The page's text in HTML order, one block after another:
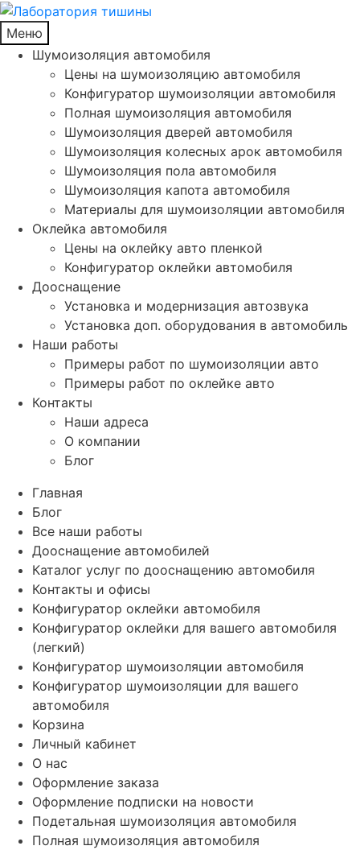
Меню
Шумоизоляция автомобиля
Цены на шумоизоляцию автомобиля
Конфигуратор шумоизоляции автомобиля
Полная шумоизоляция автомобиля
Шумоизоляция дверей автомобиля
Шумоизоляция колесных арок автомобиля
Шумоизоляция пола автомобиля
Шумоизоляция капота автомобиля
Материалы для шумоизоляции автомобиля
Оклейка автомобиля
Цены на оклейку авто пленкой
Конфигуратор оклейки автомобиля
Дооснащение
Установка и модернизация автозвука
Установка доп. оборудования в автомобиль
Наши работы
Примеры работ по шумоизоляции авто
Примеры работ по оклейке авто
Контакты
Наши адреса
О компании
Блог
Главная
Блог
Все наши работы
Дооснащение автомобилей
Каталог услуг по дооснащению автомобиля
Контакты и офисы
Конфигуратор оклейки автомобиля
Конфигуратор оклейки для вашего автомобиля
(легкий)
Конфигуратор шумоизоляции автомобиля
Конфигуратор шумоизоляции для вашего
автомобиля
Корзина
Личный кабинет
О нас
Оформление заказа
Оформление подписки на новости
Подетальная шумоизоляция автомобиля
Полная шумоизоляция автомобиля